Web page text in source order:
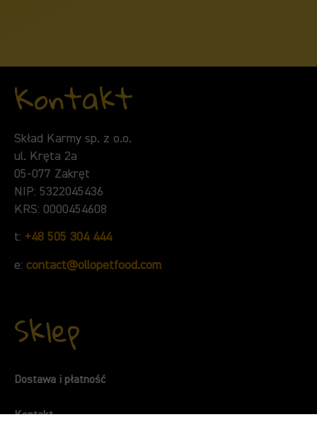
Kontakt
Skład Karmy sp. z o.o.
ul. Kręta 2a
05-077 Zakręt
NIP: 5322045436
KRS: 0000454608
t: +48 505 304 444
e: contact@ollopetfood.com
Sklep
Dostawa i płatność
Kontakt